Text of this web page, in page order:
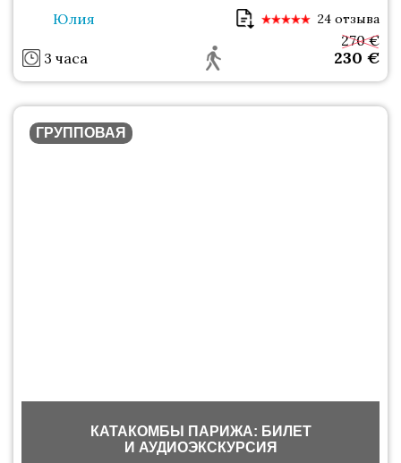
Юлия 24 отзыва
3 часа 230 €
270 €
ГРУППОВАЯ
КАТАКОМБЫ ПАРИЖА: БИЛЕТ
И АУДИОЭКСКУРСИЯ